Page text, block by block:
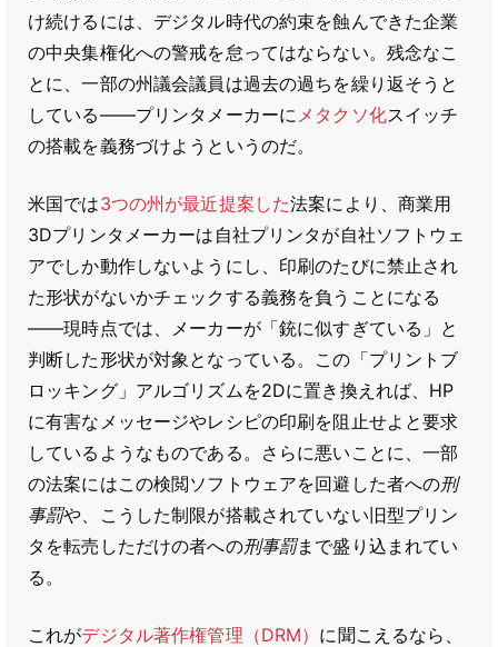
け続けるには、デジタル時代の約束を蝕んできた企業
の中央集権化への警戒を怠ってはならない。残念なこ
とに、一部の州議会議員は過去の過ちを繰り返そうと
している――プリンタメーカーにメタクソ化スイッチ
の搭載を義務づけようというのだ。
米国では3つの州が最近提案した法案により、商業用
3Dプリンタメーカーは自社プリンタが自社ソフトウェ
アでしか動作しないようにし、印刷のたびに禁止され
た形状がないかチェックする義務を負うことになる
――現時点では、メーカーが「銃に似すぎている」と
判断した形状が対象となっている。この「プリントブ
ロッキング」アルゴリズムを2Dに置き換えれば、HP
に有害なメッセージやレシピの印刷を阻止せよと要求
しているようなものである。さらに悪いことに、一部
の法案にはこの検閲ソフトウェアを回避した者への刑
事罰や、こうした制限が搭載されていない旧型プリン
タを転売しただけの者への刑事罰まで盛り込まれてい
る。
これがデジタル著作権管理（DRM） に聞こえるなら、